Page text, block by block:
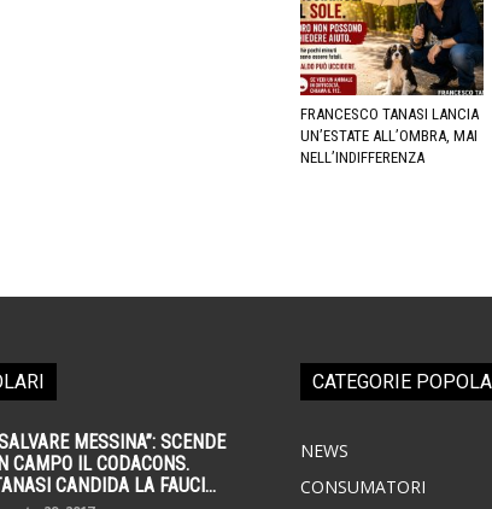
FRANCESCO TANASI LANCIA
UN’ESTATE ALL’OMBRA, MAI
NELL’INDIFFERENZA
MESSINA”: SCENDE
CAMPO IL CODACONS.
CANDIDA LA FAUCI...
CATEGORIE
NEWS
CONSUMATORI